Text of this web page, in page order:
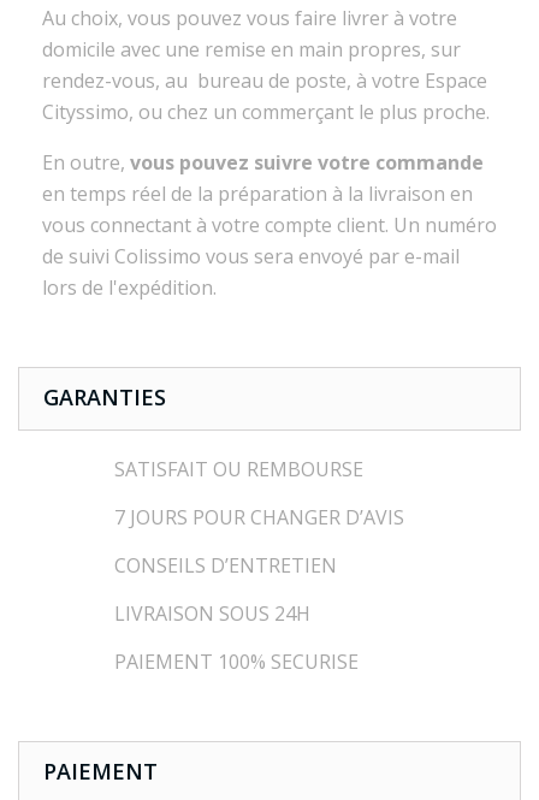
Au choix, vous pouvez vous faire livrer à votre
domicile avec une remise en main propres, sur
rendez-vous, au bureau de poste, à votre Espace
Cityssimo, ou chez un commerçant le plus proche.
En outre, vous pouvez suivre votre commande
en temps réel de la préparation à la livraison en
vous connectant à votre compte client. Un numéro
de suivi Colissimo vous sera envoyé par e-mail
lors de l'expédition.
GARANTIES
SATISFAIT OU REMBOURSE
7 JOURS POUR CHANGER D’AVIS
CONSEILS D’ENTRETIEN
LIVRAISON SOUS 24H
PAIEMENT 100% SECURISE
PAIEMENT